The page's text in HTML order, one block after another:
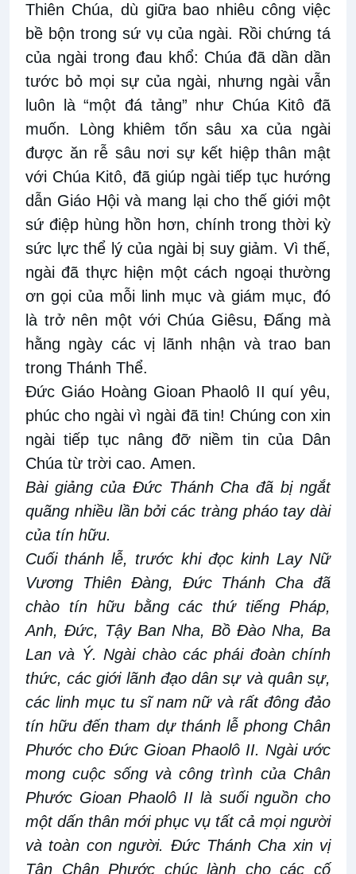
Thiên Chúa, dù giữa bao nhiêu công việc
bề bộn trong sứ vụ của ngài. Rồi chứng tá
của ngài trong đau khổ: Chúa đã dần dần
tước bỏ mọi sự của ngài, nhưng ngài vẫn
luôn là “một đá tảng” như Chúa Kitô đã
muốn. Lòng khiêm tốn sâu xa của ngài
được ăn rễ sâu nơi sự kết hiệp thân mật
với Chúa Kitô, đã giúp ngài tiếp tục hướng
dẫn Giáo Hội và mang lại cho thế giới một
sứ điệp hùng hồn hơn, chính trong thời kỳ
sức lực thể lý của ngài bị suy giảm. Vì thế,
ngài đã thực hiện một cách ngoại thường
ơn gọi của mỗi linh mục và giám mục, đó
là trở nên một với Chúa Giêsu, Đấng mà
hằng ngày các vị lãnh nhận và trao ban
trong Thánh Thể.
Đức Giáo Hoàng Gioan Phaolô II quí yêu,
phúc cho ngài vì ngài đã tin! Chúng con xin
ngài tiếp tục nâng đỡ niềm tin của Dân
Chúa từ trời cao. Amen.
Bài giảng của Đức Thánh Cha đã bị ngắt
quãng nhiều lần bởi các tràng pháo tay dài
của tín hữu.
Cuối thánh lễ, trước khi đọc kinh Lay Nữ
Vương Thiên Đàng, Đức Thánh Cha đã
chào tín hữu bằng các thứ tiếng Pháp,
Anh, Đức, Tậy Ban Nha, Bồ Đào Nha, Ba
Lan và Ý. Ngài chào các phái đoàn chính
thức, các giới lãnh đạo dân sự và quân sự,
các linh mục tu sĩ nam nữ và rất đông đảo
tín hữu đến tham dự thánh lễ phong Chân
Phước cho Đức Gioan Phaolô II. Ngài ước
mong cuộc sống và công trình của Chân
Phước Gioan Phaolô II là suối nguồn cho
một dấn thân mới phục vụ tất cả mọi người
và toàn con người. Đức Thánh Cha xin vị
Tân Chân Phước chúc lành cho các cố